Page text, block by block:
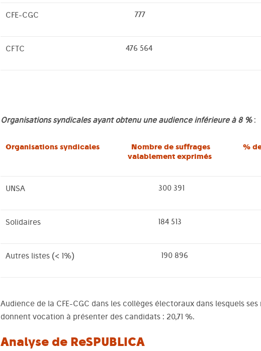
CFE-CGC 777
CFTC 476 564
Organisations syndicales ayant obtenu une audience inférieure à 8 %:
Organisations syndicales
Nombre de suffrages
valablement exprimés
%
UNSA 300 391
Solidaires 184 513
Autres listes (< 1%) 190 896
Audience de la CFE-CGC dans les collèges électoraux dans lesquels
donnent vocation à présenter des candidats : 20,71 %.
Analyse de ReSPUBLICA